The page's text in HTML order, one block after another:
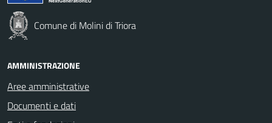
Comune di Molini di Triora
AMMINISTRAZIONE
Aree amministrative
Documenti e dati